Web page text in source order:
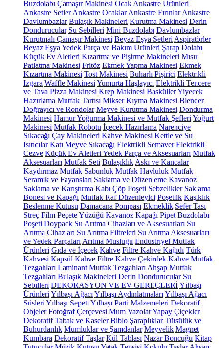
Buzdolabı Çamaşır Makinesi Ocak Ankastre Ürünleri
Ankastre Setler Ankastre Ocaklar Ankastre Fırınlar Ankastre
Davlumbazlar Bulaşık Makineleri Kurutma Makinesi Derin
Dondurucular Su Sebilleri Mini Buzdolabı Davlumbazlar
Kurutmalı Çamaşır Makinesi Beyaz Eşya Setleri Aspiratörler
Beyaz Eşya Yedek Parça ve Bakım Ürünleri Şarap Dolabı
Küçük Ev Aletleri Kızartma ve Pişirme Makineleri Mısır
Patlatma Makinesi Fritöz Ekmek Yapma Makinesi Ekmek
Kızartma Makinesi Tost Makinesi Buharlı Pişirici Elektrikli
Izgara Waffle Makinesi Yumurta Haşlayıcı Elektrikli Tencere
ve Tava Pizza Makinesi Krep Makinesi BasküllerYiyecek
Hazırlama Mutfak Tartısı Mikser Kıyma Makinesi Blender
Doğrayıcı ve Rondolar Meyve Kurutma Makinesi Dondurma
Makinesi Hamur Yoğurma Makinesi ve Mutfak Şefleri Yoğurt
Makinesi Mutfak Robotu İçecek Hazırlama Narenciye
Sıkacağı Çay Makineleri Kahve Makinesi Kettle ve Su
Isıtıcılar Katı Meyve Sıkacağı Elektrikli Semaver Elektrikli
Cezve Küçük Ev Aletleri Yedek Parça ve Aksesuarları Mutfak
Aksesuarları Mutfak Seti Bulaşıklık Askı ve Kancalar
Kaydırmaz Mutfak Sabunluk Mutfak Havluluk Mutfak
Seramik ve Fayansları Saklama ve Düzenleme Kavanoz
Saklama ve Karıştırma Kabı Çöp Poşeti Sebzelikler Saklama
Bonesi ve Kapağı Mutfak Raf Düzenleyici Poşetlik Kaşıklık
Beslenme Kutusu Damacana Pompası Ekmeklik Sefer Tası
Streç Film Peçete Yüzüğü Kavanoz Kapağı Pipet Buzdolabı
Poşeti Doypack Su Arıtma Cihazları ve Aksesuarları Su
Arıtma Cihazları Su Arıtma Filtreleri Su Arıtma Aksesuarları
ve Yedek Parçaları Arıtma Musluğu Endüstriyel Mutfak
Ürünleri Gıda ve İçecek Kahve Filtre Kahve Kağıdı Türk
Kahvesi Kapsül Kahve Filtre Kahve Çekirdek Kahve Mutfak
Tezgahları Laminant Mutfak Tezgahları Ahşap Mutfak
Tezgahları Bulaşık Makineleri Derin Dondurucular Su
Sebilleri DEKORASYON VE EV GEREÇLERİYılbaşı
Ürünleri Yılbaşı Ağacı Yılbaşı Aydınlatmaları Yılbaşı Ağacı
Süsleri Yılbaşı Sepeti Yılbaşı Parti Malzemeleri Dekoratif
Objeler Fotoğraf Çerçevesi Mum VazolarYapay Çiçekler
Dekoratif Tabak ve Kaseler Biblo Şaraplıklar Tütsülük ve
Buhurdanlık Mumluklar ve Şamdanlar Meyvelik Magnet
Kumbara Dekoratif Taşlar Kül Tablası Nazar Boncuğu Kitap